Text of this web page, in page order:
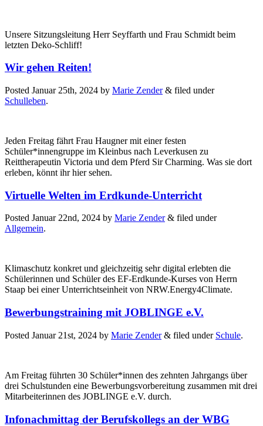
Unsere Sitzungsleitung Herr Seyffarth und Frau Schmidt beim
letzten Deko-Schliff!
Wir gehen Reiten!
Posted Januar 25th, 2024 by Marie Zender & filed under
Schulleben.
Jeden Freitag fährt Frau Haugner mit einer festen
Schüler*innengruppe im Kleinbus nach Leverkusen zu
Reittherapeutin Victoria und dem Pferd Sir Charming. Was sie dort
erleben, könnt ihr hier sehen.
Virtuelle Welten im Erdkunde-Unterricht
Posted Januar 22nd, 2024 by Marie Zender & filed under
Allgemein.
Klimaschutz konkret und gleichzeitig sehr digital erlebten die
Schülerinnen und Schüler des EF-Erdkunde-Kurses von Herrn
Staap bei einer Unterrichtseinheit von NRW.Energy4Climate.
Bewerbungstraining mit JOBLINGE e.V.
Posted Januar 21st, 2024 by Marie Zender & filed under Schule.
Am Freitag führten 30 Schüler*innen des zehnten Jahrgangs über
drei Schulstunden eine Bewerbungsvorbereitung zusammen mit drei
Mitarbeiterinnen des JOBLINGE e.V. durch.
Infonachmittag der Berufskollegs an der WBG